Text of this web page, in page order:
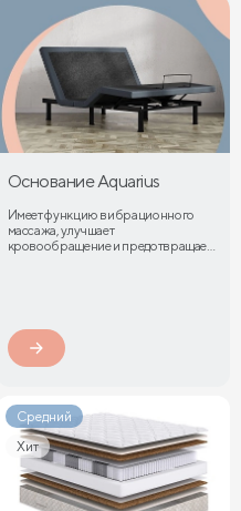
Основание Aquarius
Имеет функцию вибрационного
массажа, улучшает
кровообращение и предотвращает
Средний
Хит